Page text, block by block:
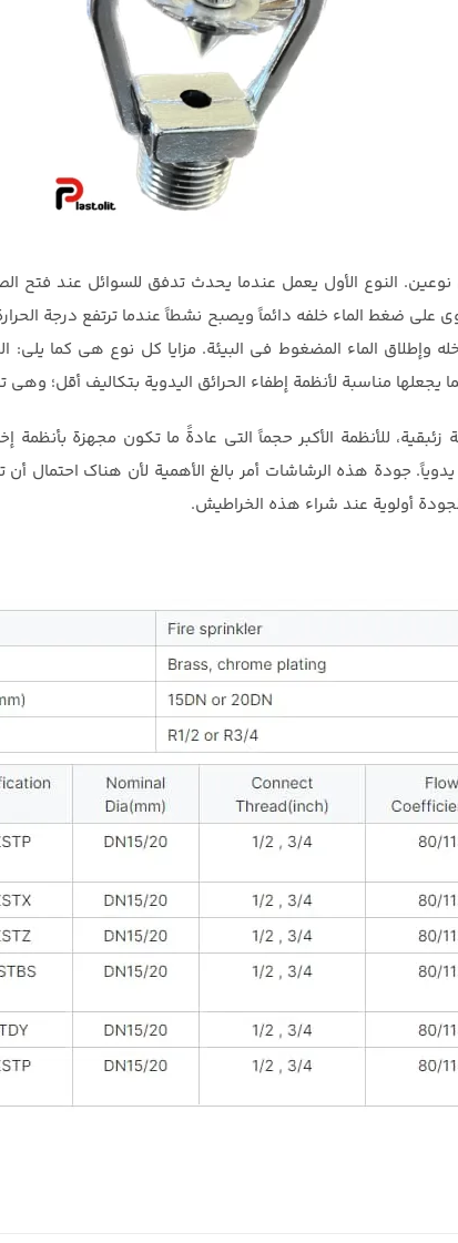
نوعين. النوع الأول يعمل عندما يحدث تدفق للسوائل عند فتح
على ضغط الماء خلفه دائماً ويصبح نشطاً عندما ترتفع درجة
وإطلاق الماء المضغوط في البيئة. مزايا كل نوع هي كما
يجعلها مناسبة لأنظمة إطفاء الحرائق اليدوية بتكاليف أقل؛
للأنظمة الأكبر حجماً التي عادةً ما تكون مجهزة بأنظمة
يدوياً. جودة هذه الرشاشات أمر بالغ الأهمية لأن هناك احتمال
أولوية عند شراء هذه الخراطيش.